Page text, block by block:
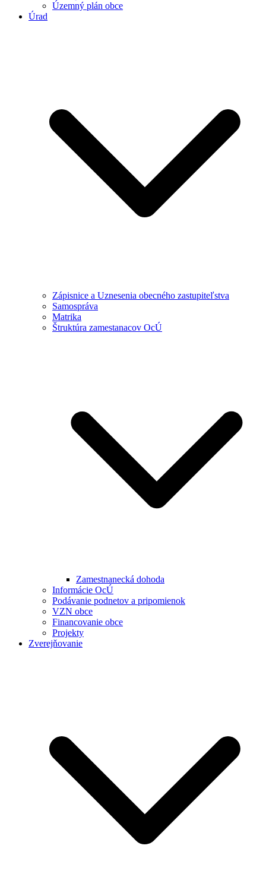
Územný plán obce
Úrad
Zápisnice a Uznesenia obecného zastupiteľstva
Samospráva
Matrika
Štruktúra zamestanacov OcÚ
Zamestnanecká dohoda
Informácie OcÚ
Podávanie podnetov a pripomienok
VZN obce
Financovanie obce
Projekty
Zverejňovanie